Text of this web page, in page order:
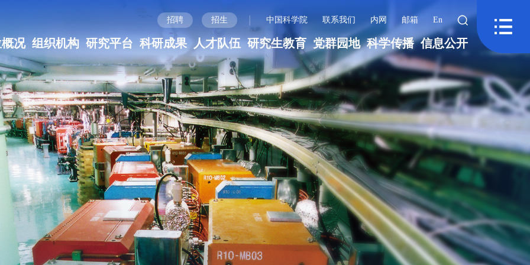
招聘 招生 | 中国科学院 联系我们 内网 邮箱 En
况 组织机构 研究平台 科研成果 人才队伍 研究生教育 党群园地 科学传播 信息公开